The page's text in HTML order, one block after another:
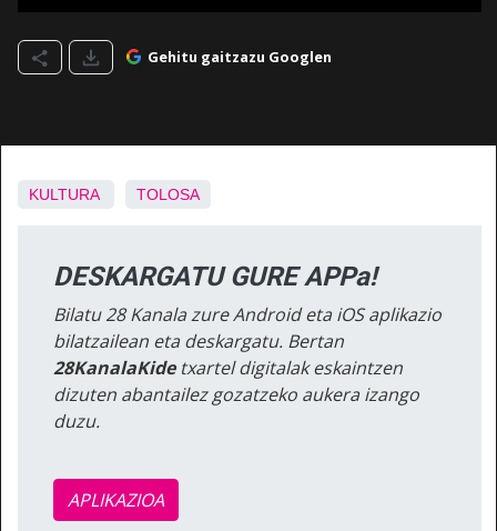
Gehitu gaitzazu Googlen
KULTURA TOLOSA
DESKARGATU GURE APPa!
Bilatu 28 Kanala zure Android eta iOS aplikazio
bilatzailean eta deskargatu. Bertan
28KanalaKidetxartel digitalak eskaintzen
dizuten abantailez gozatzeko aukera izango
duzu.
APLIKAZIOA